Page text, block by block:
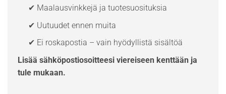
✔ Maalausvinkkejä ja tuotesuosituksia
✔ Uutuudet ennen muita
✔ Ei roskapostia – vain hyödyllistä sisältöä
Lisää sähköpostiosoitteesi viereiseen kenttään ja
tule mukaan.